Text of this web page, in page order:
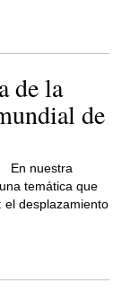
de la
de
En nuestra
temática que
el desplazamiento